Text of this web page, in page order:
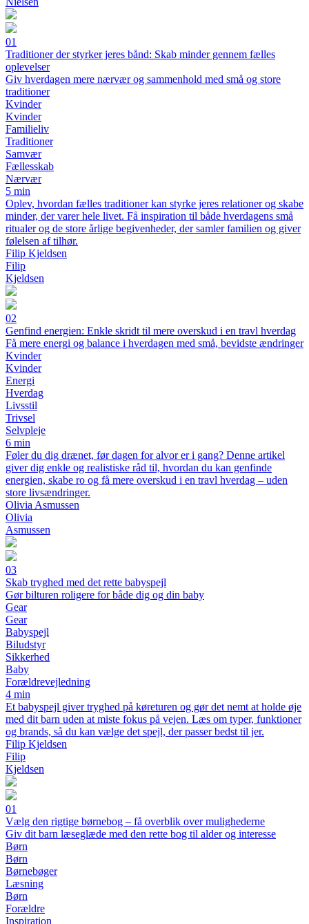
01
Traditioner der styrker jeres bånd: Skab minder gennem fælles
oplevelser
Giv hverdagen mere nærvær og sammenhold med små og store
traditioner
Kvinder
Kvinder
Familieliv
Traditioner
Samvær
Fællesskab
Nærvær
5 min
Oplev, hvordan fælles traditioner kan styrke jeres relationer og skabe
minder, der varer hele livet. Få inspiration til både hverdagens små
ritualer og de store årlige begivenheder, der samler familien og giver
følelsen af tilhør.
Filip Kjeldsen
Filip
Kjeldsen
02
Genfind energien: Enkle skridt til mere overskud i en travl hverdag
Få mere energi og balance i hverdagen med små, bevidste ændringer
Kvinder
Kvinder
Energi
Hverdag
Livsstil
Trivsel
Selvpleje
6 min
Føler du dig drænet, før dagen for alvor er i gang? Denne artikel
giver dig enkle og realistiske råd til, hvordan du kan genfinde
energien, skabe ro og få mere overskud i en travl hverdag – uden
store livsændringer.
Olivia Asmussen
Olivia
Asmussen
03
Skab tryghed med det rette babyspejl
Gør bilturen roligere for både dig og din baby
Gear
Gear
Babyspejl
Biludstyr
Sikkerhed
Baby
Forældrevejledning
4 min
Et babyspejl giver tryghed på køreturen og gør det nemt at holde øje
med dit barn uden at miste fokus på vejen. Læs om typer, funktioner
og brands, så du kan vælge det spejl, der passer bedst til jer.
Filip Kjeldsen
Filip
Kjeldsen
01
Vælg den rigtige børnebog – få overblik over mulighederne
Giv dit barn læseglæde med den rette bog til alder og interesse
Børn
Børn
Børnebøger
Læsning
Børn
Forældre
Inspiration